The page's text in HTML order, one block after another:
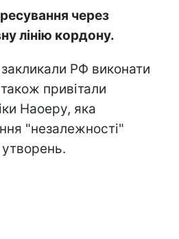
через
лінію кордону.
РФ виконати
привітали
Наоеру, яка
"незалежності"